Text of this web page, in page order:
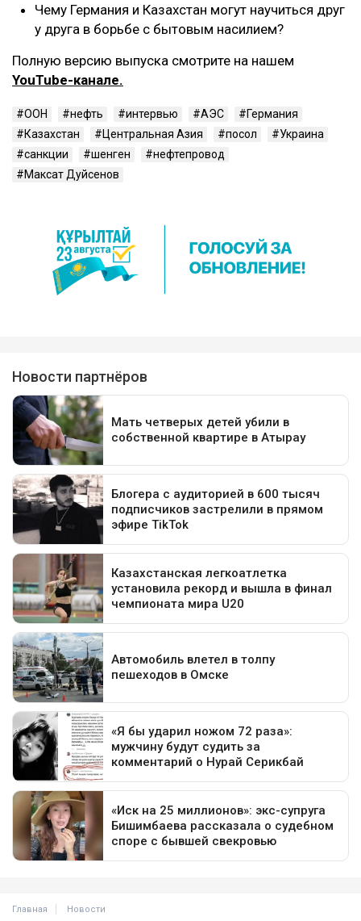
Чему Германия и Казахстан могут научиться друг
у друга в борьбе с бытовым насилием?
Полную версию выпуска смотрите на нашем
YouTube-канале.
ООН нефть интервью АЭС
Германия
Казахстан
Центральная Азия посол
Украина
санкции
шенген
нефтепровод
Максат Дуйсенов
Главная Новости